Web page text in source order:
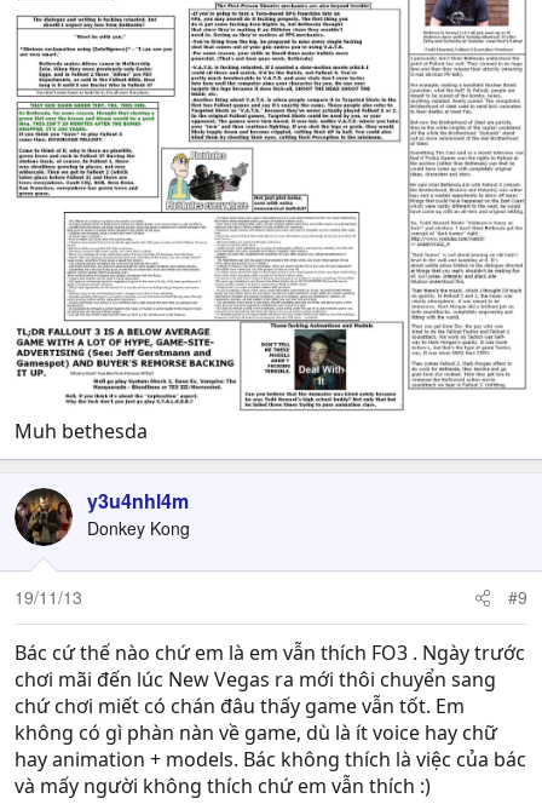
Muh bethesda
y3u4nhl4m
Donkey Kong
19/11/13 #9
Bác cứ thế nào chứ em là em vẫn thích FO3 . Ngày trước
chơi mãi đến lúc New Vegas ra mới thôi chuyển sang
chứ chơi miết có chán đâu thấy game vẫn tốt. Em
không có gì phàn nàn về game, dù là ít voice hay chữ
hay animation + models. Bác không thích là việc của bác
và mấy người không thích chứ em vẫn thích :)